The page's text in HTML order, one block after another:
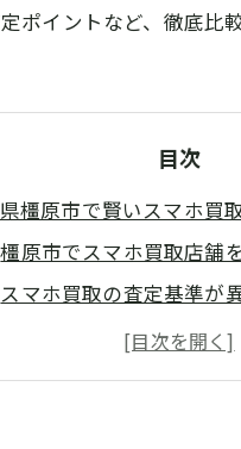
イントなど、徹底比
目次
橿原市で賢いスマホ買
橿原市でスマホ買取店舗
スマホ買取の査定基準が
比較でわかるスマホ買取
口コミ評価で選ぶスマホ